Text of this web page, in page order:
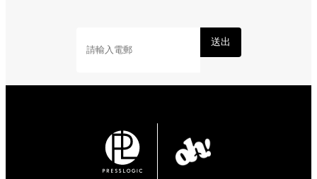
送出